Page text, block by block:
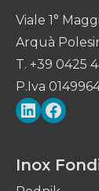
Viale 1°
Arquà
T. +39 0425
P.Iva
Inox